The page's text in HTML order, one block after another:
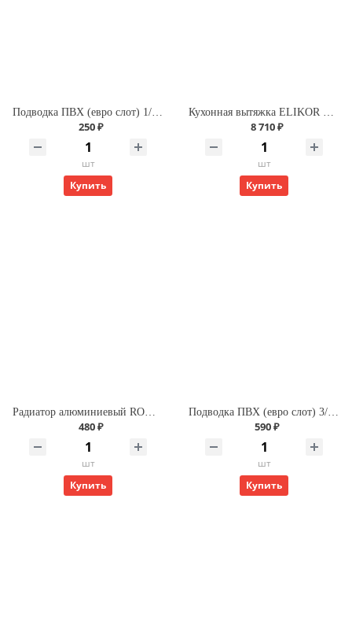
Подводка ПВХ (евро слот) 1/2 г/г 120 для газа
250 ₽
шт
Купить
Кухонная вытяжка ELIKOR Интегра GLASS 60 ФРА-Т(нерж/бежевое стекло)
8 710 ₽
шт
Купить
480 ₽
шт
Купить
590 ₽
шт
Купить